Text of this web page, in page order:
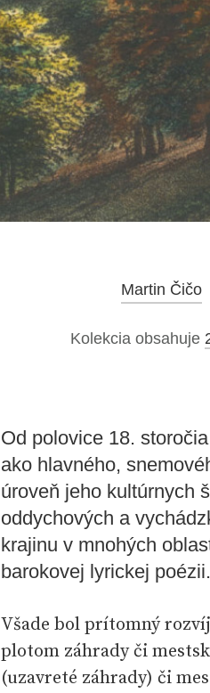
Martin Čičo
Kolekcia obsahuje
Od polovice 18.
ako hlavného,
úroveň jeho kultúrnych
oddychových a
krajinu v mnohých
barokovej lyrickej poézii.
Všade bol prítomný
plotom záhrady či
(uzavreté záhrady) či